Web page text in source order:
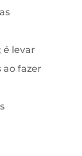
levar
fazer